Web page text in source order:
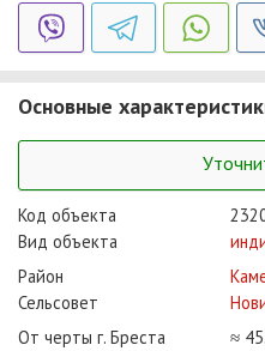
Основные
Код объекта
Вид объекта
Район
Сельсовет
От черты г. Бреста
≈